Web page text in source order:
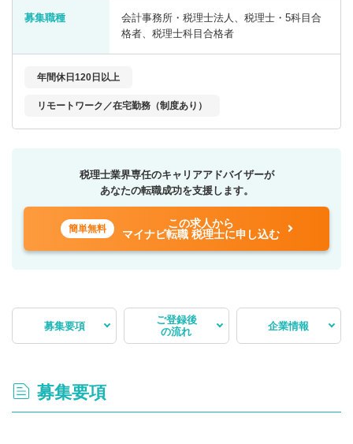
募集職種
会計事務所・税理士法人、税理士・5科目合
格者、税理士科目合格者
年間休日120日以上
リモートワーク／在宅勤務（制度あり）
税理士業界専任のキャリアアドバイザーが
あなたの転職成功を支援します。
簡単無料
この求人から
マイナビ転職 税理士に申し込む
募集要項
ご登録後
の流れ
企業情報
募集要項